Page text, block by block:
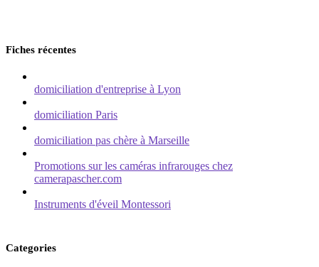
Fiches récentes
domiciliation d'entreprise à Lyon
domiciliation Paris
domiciliation pas chère à Marseille
Promotions sur les caméras infrarouges chez
camerapascher.com
Instruments d'éveil Montessori
Categories